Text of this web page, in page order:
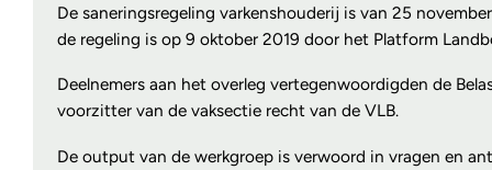
De saneringsregeling varkenshouderij is van 25
de regeling is op 9 oktober 2019 door het Platform
Deelnemers aan het overleg vertegenwoordigden de
voorzitter van de vaksectie recht van de VLB.
De output van de werkgroep is verwoord in vragen en